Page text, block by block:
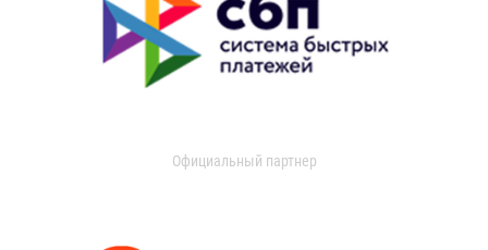
Официальный партнер